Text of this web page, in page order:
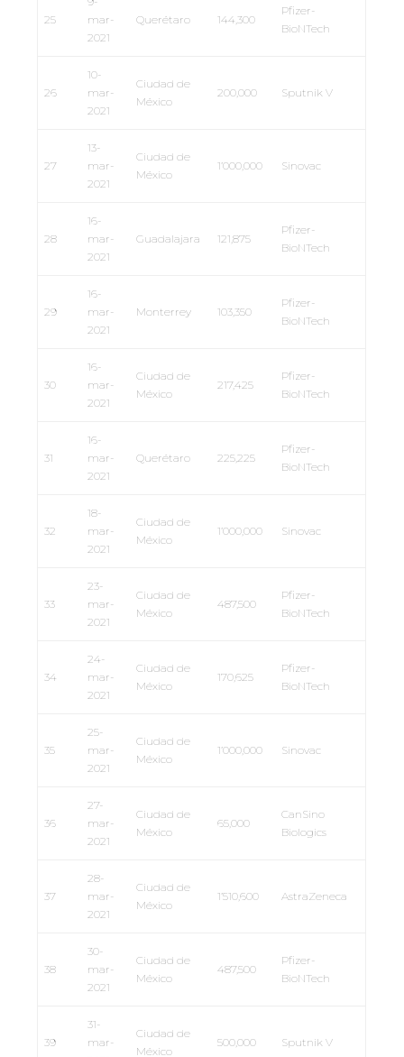
25
mar-
2021
Querétaro 144,300
Pfizer-
BioNTech
26
10-
mar-
2021
Ciudad de
México
200,000 Sputnik V
27
13-
mar-
2021
Ciudad de
México
1’000,000 Sinovac
28
16-
mar-
2021
Guadalajara 121,875
Pfizer-
BioNTech
29
16-
mar-
2021
Monterrey 103,350
Pfizer-
BioNTech
30
16-
mar-
2021
Ciudad de
México
217,425
Pfizer-
BioNTech
31
16-
mar-
2021
Querétaro 225,225
Pfizer-
BioNTech
32
18-
mar-
2021
Ciudad de
México
1’000,000 Sinovac
33
23-
mar-
2021
Ciudad de
México
487,500
Pfizer-
BioNTech
34
24-
mar-
2021
Ciudad de
México
170,625
Pfizer-
BioNTech
35
25-
mar-
2021
Ciudad de
México
1’000,000 Sinovac
36
27-
mar-
2021
Ciudad de
México
65,000
CanSino
Biologics
37
28-
mar-
2021
Ciudad de
México
1’510,600 AstraZeneca
38
30-
mar-
2021
Ciudad de
México
487,500
Pfizer-
BioNTech
39
31-
mar-
Ciudad de
México
500,000 Sputnik V